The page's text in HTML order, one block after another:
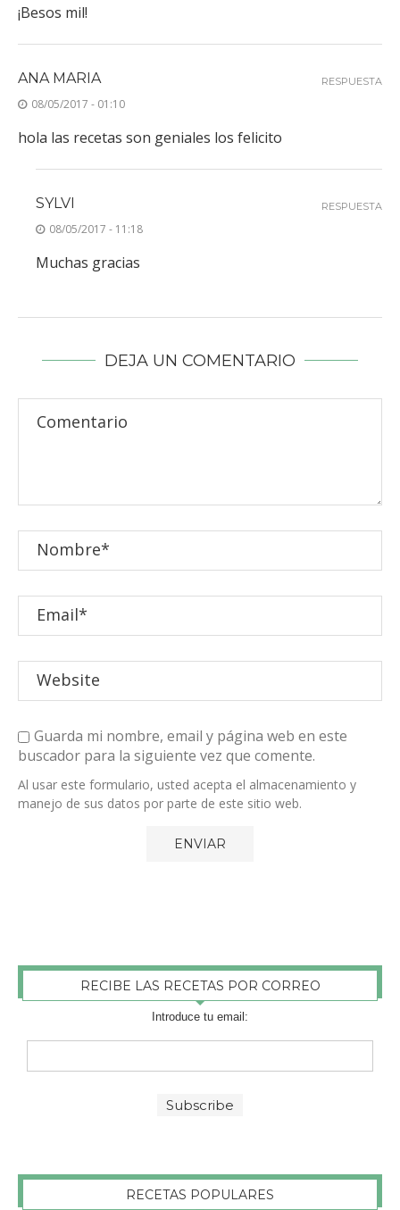
¡Besos mil!
ANA MARIA
08/05/2017 - 01:10
hola las recetas son geniales los felicito
RESPUESTA
SYLVI
08/05/2017 - 11:18
Muchas gracias
RESPUESTA
DEJA UN COMENTARIO
Guarda mi nombre, email y página web en este
buscador para la siguiente vez que comente.
Al usar este formulario, usted acepta el almacenamiento y
manejo de sus datos por parte de este sitio web.
RECIBE LAS RECETAS POR CORREO
Introduce tu email:
RECETAS POPULARES